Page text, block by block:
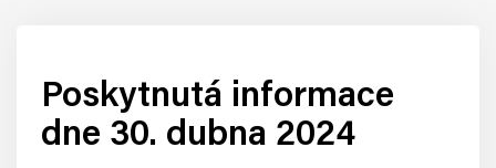
Poskytnutá informace
dne 30. dubna 2024